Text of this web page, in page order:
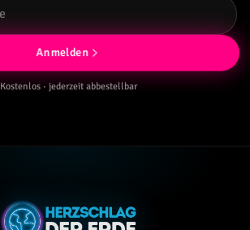
Anmelden
Kostenlos · jederzeit abbestellbar